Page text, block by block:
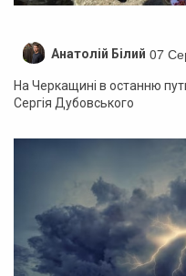
Анатолій Білий 07
На Черкащині в останню
Сергія Дубовського